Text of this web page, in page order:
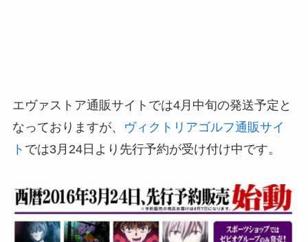
エヴァストア通販サイトでは4月中旬の発送予定と
なっておりますが、
ヴィクトリアゴルフ通販サイ
ト では3月24日より先行予約が受け付け中です。